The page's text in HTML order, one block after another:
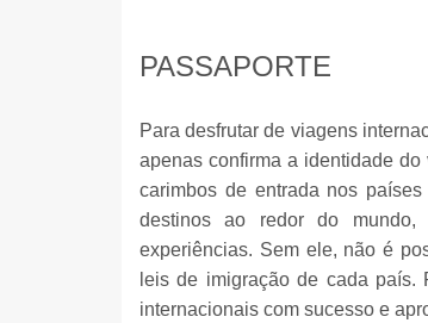
PASSAPORTE
Para desfrutar de viagens
apenas confirma a identidade
carimbos de entrada nos
destinos ao redor do mundo,
experiências. Sem ele, não é
leis de imigração de cada país.
internacionais com sucesso e